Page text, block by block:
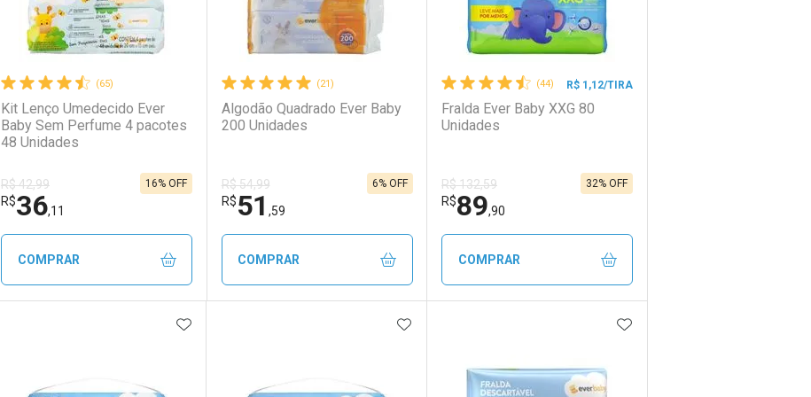
(65)
Kit Lenço Umedecido Ever
Baby Sem Perfume 4 pacotes
48 Unidades
R$ 42,99
R$36,11
16% OFF
COMPRAR
FECHAR
FECHAR
(21)
Algodão Quadrado Ever Baby
200 Unidades
R$ 54,99
R$51 ,59
6% OFF
COMPRAR
FECHAR
FECHAR
(44) R$ 1,12/TIRA
Fralda Ever Baby XXG 80
Unidades
R$ 132,59
R$89,90
32% OFF
COMPRAR
FECHAR
Laboratório
FECHAR
Por Menos
ADICIONAR AOS FAVORITOS ADICIONAR AOS FAVORITOS ADICIONAR AOS